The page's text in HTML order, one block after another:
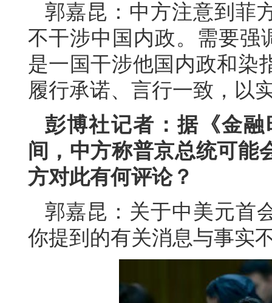
郭嘉昆：中方注意到菲
不干涉中国内政。需要强
是一国干涉他国内政和染
履行承诺、言行一致，以
彭博社记者：据《金
间，中方称普京总统可能
方对此有何评论？
郭嘉昆：关于中美元首
你提到的有关消息与事实